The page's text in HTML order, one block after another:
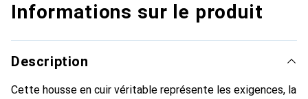
Informations sur le produit
Description
Cette housse en cuir véritable représente les exigences, la